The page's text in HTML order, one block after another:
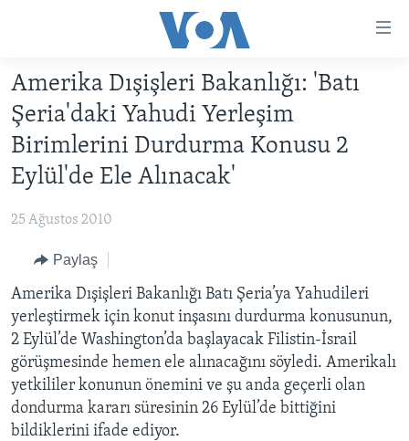
geç
Ana
navigasyona
geç
Aramaya
TÜRKİYE
AMERİKA
AVRUPA
ULUSLARARASI
SAĞLIK
BİLİM VE TEKNOLOJİ
EKONOMİ
ÇEVRE
HAYATTAN
PROGRAMLAR
AMERİKA'DA YAŞAM
UKRAYNA KRİZİ
YAPAY ZEKA
YORUMLAR
AMERIKA'YA ÖZEL
İNGİLİZCE DERSLERİ
MULTİMEDYA
VİDEO GALERİ
FOTO GALERİ
LEARNING ENGLISH
BIZI TAKIP EDIN
Amerika Dışişleri Bakanlığı: 'Batı
Şeria'daki Yahudi Yerleşim
Birimlerini Durdurma Konusu 2
Eylül'de Ele Alınacak'
25 Ağustos 2010
Paylaş
Amerika Dışişleri Bakanlığı Batı Şeria’ya Yahudileri
yerleştirmek için konut inşasını durdurma konusunun,
2 Eylül’de Washington’da başlayacak Filistin-İsrail
görüşmesinde hemen ele alınacağını söyledi. Amerikalı
yetkililer konunun önemini ve şu anda geçerli olan
dondurma kararı süresinin 26 Eylül’de bittiğini
bildiklerini ifade ediyor.